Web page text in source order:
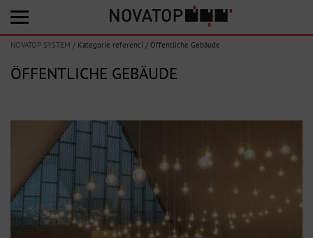
NOVATOP SYSTEM / Kategorie referencí / Öffentliche Gebäude
ÖFFENTLICHE GEBÄUDE